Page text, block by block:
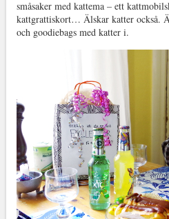
småsaker med kattema – ett
kattgrattiskort… Älskar katter också.
och goodiebags med katter i.